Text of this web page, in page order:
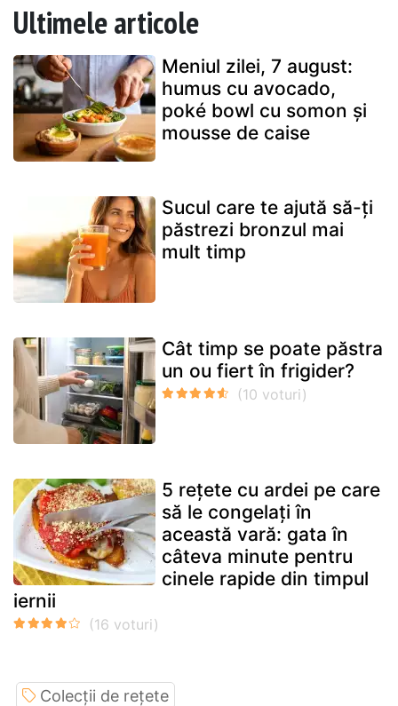
Ultimele articole
Meniul zilei, 7 august:
humus cu avocado,
poké bowl cu somon și
mousse de caise
Sucul care te ajută să-ți
păstrezi bronzul mai
mult timp
Cât timp se poate păstra
un ou fiert în frigider?
5 rețete cu ardei pe care
să le congelați în
această vară: gata în
câteva minute pentru
cinele rapide din timpul
iernii
Colecții de rețete